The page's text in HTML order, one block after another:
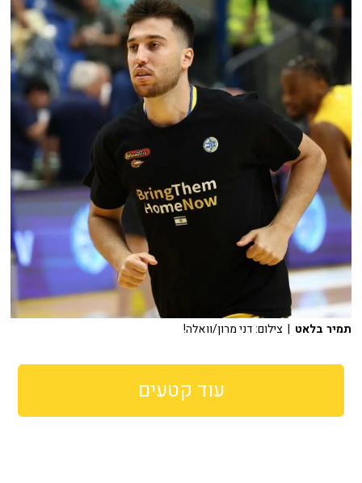
תמיר בלאט | צילום: דני מרון/וואלה!
עוד קטעים